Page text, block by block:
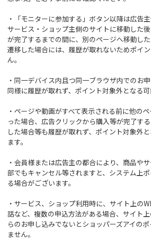
・「モニターに参加する」ボタン以降は広告主
サービス・ショップ主側のサイトに移動した
が完了するまでの間に、別のページへ移動し
遷移した場合には、履歴が取れないためポイ
ん。
・同一デバイス内且つ同一ブラウザ内でのお申
同様に履歴が取れず、ポイント対象外となる可
・ページや動画がすべて表示される前に他の
った場合、広告クリックから購入等が完了す
した場合等も履歴が取れず、ポイント対象外
ます。
・会員様または広告主の都合により、商品や
部でもキャンセル等されますと、システム上
る場合がございます。
・サービス、ショップ利用時に、サイト上の
話など、複数の申込方法がある場合、サイト
らのお申し込みでないとショッパーズアイの
ません。